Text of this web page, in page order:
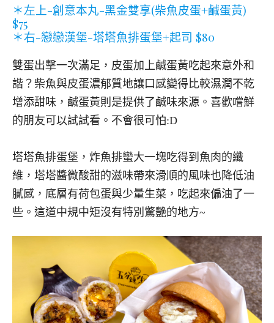
＊左上-創意本丸-黑金雙享(柴魚皮蛋+鹹蛋黃)
$75
＊右-戀戀漢堡-塔塔魚排蛋堡+起司 $80
雙蛋出擊一次滿足，皮蛋加上鹹蛋黃吃起來意外和
諧？柴魚與皮蛋濃郁質地讓口感變得比較濕潤不乾
增添甜味，鹹蛋黃則是提供了鹹味來源。喜歡嚐鮮
的朋友可以試試看。不會很可怕:D
塔塔魚排蛋堡，炸魚排蠻大一塊吃得到魚肉的纖
維，塔塔醬微酸甜的滋味帶來滑順的風味也降低油
膩感，底層有荷包蛋與少量生菜，吃起來偏油了一
些。這道中規中矩沒有特別驚艷的地方~